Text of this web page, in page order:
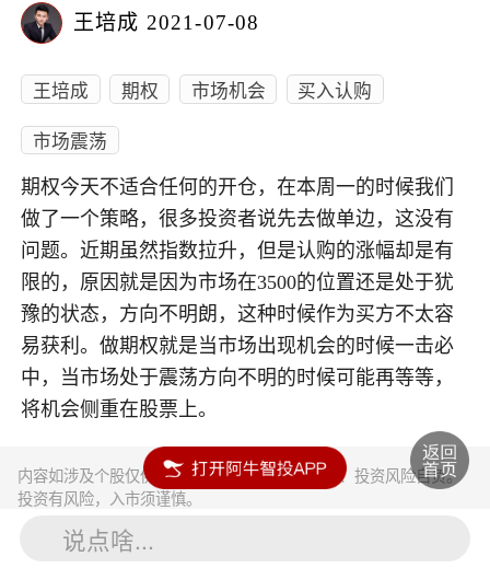
王培成 2021-07-08
王培成 期权 市场机会
买入认购
市场震荡
期权今天不适合任何的开仓，在本周一的时候我们
做了一个策略，很多投资者说先去做单边，这没有
问题。近期虽然指数拉升，但是认购的涨幅却是有
限的，原因就是因为市场在3500的位置还是处于犹
豫的状态，方向不明朗，这种时候作为买方不太容
易获利。做期权就是当市场出现机会的时候一击必
中，当市场处于震荡方向不明的时候可能再等等，
将机会侧重在股票上。
内容如涉及个股仅供参考，不构成任何投资建议！投资风险自负。
投资有风险，入市须谨慎。
说点啥...